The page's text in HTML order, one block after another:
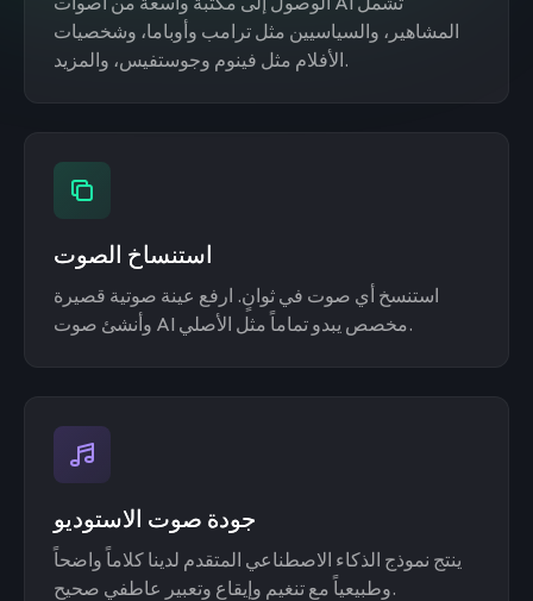
المشاهير، والسياسيين مثل ترامب وأوباما، وشخصيات
الأفلام مثل فينوم وجوستفيس، والمزيد.
استنساخ الصوت
استنسخ أي صوت في ثوانٍ. ارفع عينة صوتية قصيرة
وأنشئ صوت AI مخصص يبدو تماماً مثل الأصلي.
جودة صوت الاستوديو
ينتج نموذج الذكاء الاصطناعي المتقدم لدينا كلاماً واضحاً
وطبيعياً مع تنغيم وإيقاع وتعبير عاطفي صحيح.